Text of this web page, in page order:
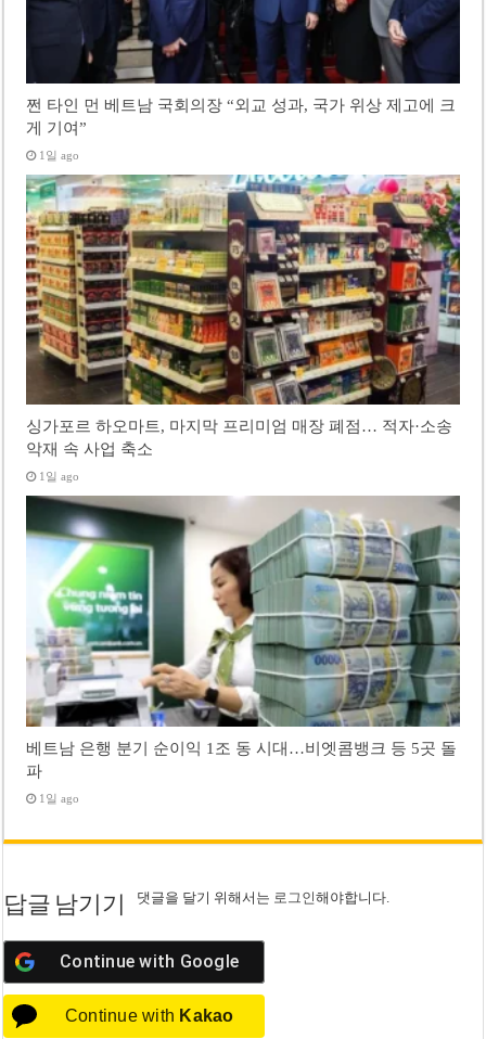
쩐 타인 먼 베트남 국회의장 “외교 성과, 국가 위상 제고에 크
게 기여”
1일 ago
싱가포르 하오마트, 마지막 프리미엄 매장 폐점… 적자·소송
악재 속 사업 축소
1일 ago
베트남 은행 분기 순이익 1조 동 시대…비엣콤뱅크 등 5곳 돌
파
1일 ago
답글 남기기 댓글을 달기 위해서는 로그인해야합니다.
Continue with Google
Continue with Kakao